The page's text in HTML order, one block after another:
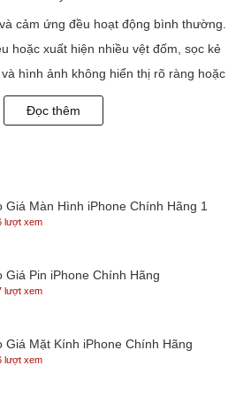
cảm ứng đều hoạt động bình thường.
hoặc xuất hiện nhiều vệt đốm, sọc kẻ
hình ảnh không hiển thị rõ ràng hoặc
Trong trường hợp này, bạn cần phải tiến
mới cho máy.
hình vẫn có thể hiển thị. Ở trường
bộ mặt kính cảm ứng cho laptop
hình laptop lỗi?
!!!
xuất hiện các điểm không hiển thị hình
phát từ khâu sản xuất.
hay nhảy hình !!!
sang một màu duy nhất.
Đọc thêm
Giá Màn Hình iPhone Chính Hãng 1
lượt xem
Giá Pin iPhone Chính Hãng
lượt xem
Giá Mặt Kính iPhone Chính Hãng
lượt xem